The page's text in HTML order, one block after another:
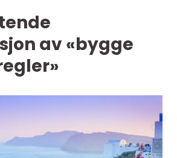
av «bygge